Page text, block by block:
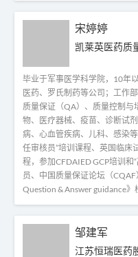
宋婷婷
凯莱英医药质
毕业于军事医学科学院，10年
医药、罗氏制药等公司；工作
质量保证（QA）、质量控制与
物、医疗器械、疫苗、诊断试
病、心血管疾病、儿科、感染
任审核员”培训课程、英国临床
程，参加CFDAIED GCP培训和
员、中国质量保证论坛（
Question & Answer guidance》
邹建军
江苏恒瑞医药